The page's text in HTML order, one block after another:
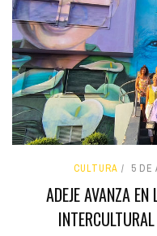
CULTURA 5 DE
ADEJE AVANZA